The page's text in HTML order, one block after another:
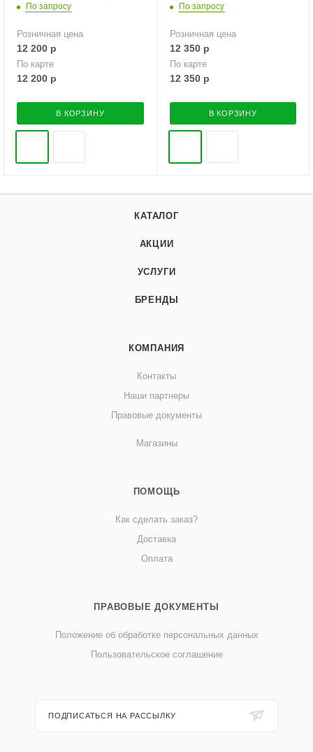
По запросу
Розничная цена
12 200 р
По карте
12 200 р
В КОРЗИНУ
По запросу
Розничная цена
12 350р
По карте
12 350р
В КОРЗИНУ
КАТАЛОГ
АКЦИИ
УСЛУГИ
БРЕНДЫ
КОМПАНИЯ
Контакты
Наши партнеры
Правовые документы
Магазины
ПОМОЩЬ
Как сделать заказ?
Доставка
Оплата
ПРАВОВЫЕ ДОКУМЕНТЫ
Положение об обработке персональных данных
Пользовательское соглашение
ПОДПИСАТЬСЯ НА РАССЫЛКУ